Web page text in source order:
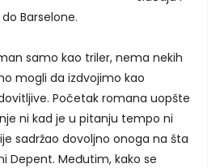
Barselone.
samo kao triler, nema nekih
mogli da izdvojimo kao
Početak romana uopšte
ni kad je u pitanju tempo ni
sadržao dovoljno onoga na šta
Depent. Međutim, kako se